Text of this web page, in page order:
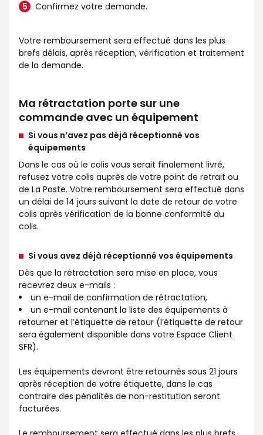
Confirmez votre demande.
Votre remboursement sera effectué dans les plus
brefs délais, après réception, vérification et traitement
de la demande.
Ma rétractation porte sur une
commande avec un équipement
Si vous n’avez pas déjà réceptionné vos
équipements
Dans le cas où le colis vous serait finalement livré,
refusez votre colis auprès de votre point de retrait ou
de La Poste. Votre remboursement sera effectué dans
un délai de 14 jours suivant la date de retour de votre
colis après vérification de la bonne conformité du
colis.
Si vous avez déjà réceptionné vos équipements
Dès que la rétractation sera mise en place, vous
recevrez deux e-mails :
un e-mail de confirmation de rétractation,
un e-mail contenant la liste des équipements à
retourner et l’étiquette de retour (l’étiquette de retour
sera également disponible dans votre Espace Client
SFR).
Les équipements devront être retournés sous 21 jours
après réception de votre étiquette, dans le cas
contraire des pénalités de non-restitution seront
facturées.